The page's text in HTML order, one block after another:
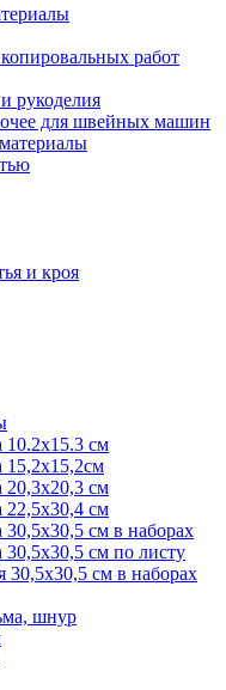
работ
рукоделия
для швейных машин
и кроя
10.2х15.3 см
15,2х15,2см
20,3х20,3 см
22,5х30,4 см
30,5х30,5 см в наборах
30,5х30,5 см по листу
30,5х30,5 см в наборах
шнур